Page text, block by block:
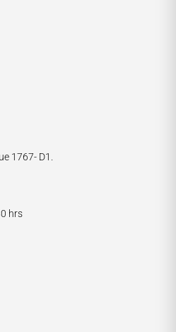
1767- D1.
hrs